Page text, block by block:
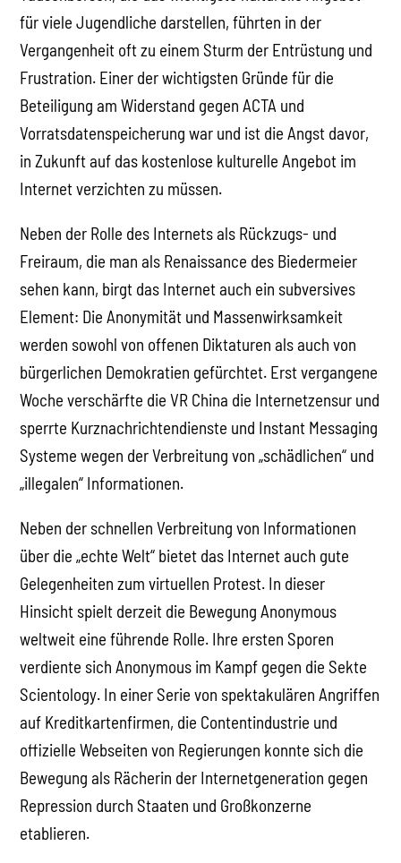
für viele Jugendliche darstellen, führten in der
Vergangenheit oft zu einem Sturm der Entrüstung und
Frustration. Einer der wichtigsten Gründe für die
Beteiligung am Widerstand gegen ACTA und
Vorratsdatenspeicherung war und ist die Angst davor,
in Zukunft auf das kostenlose kulturelle Angebot im
Internet verzichten zu müssen.
Neben der Rolle des Internets als Rückzugs- und
Freiraum, die man als Renaissance des Biedermeier
sehen kann, birgt das Internet auch ein subversives
Element: Die Anonymität und Massenwirksamkeit
werden sowohl von offenen Diktaturen als auch von
bürgerlichen Demokratien gefürchtet. Erst vergangene
Woche verschärfte die VR China die Internetzensur und
sperrte Kurznachrichtendienste und Instant Messaging
Systeme wegen der Verbreitung von „schädlichen“ und
„illegalen“ Informationen.
Neben der schnellen Verbreitung von Informationen
über die „echte Welt“ bietet das Internet auch gute
Gelegenheiten zum virtuellen Protest. In dieser
Hinsicht spielt derzeit die Bewegung Anonymous
weltweit eine führende Rolle. Ihre ersten Sporen
verdiente sich Anonymous im Kampf gegen die Sekte
Scientology. In einer Serie von spektakulären Angriffen
auf Kreditkartenfirmen, die Contentindustrie und
offizielle Webseiten von Regierungen konnte sich die
Bewegung als Rächerin der Internetgeneration gegen
Repression durch Staaten und Großkonzerne
etablieren.